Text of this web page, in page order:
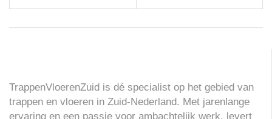
TrappenVloerenZuid is dé specialist op het gebied van
trappen en vloeren in Zuid-Nederland. Met jarenlange
ervaring en een passie voor ambachtelijk werk, levert